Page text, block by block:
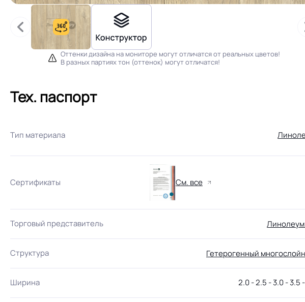
Оттенки дизайна на мониторе могут отличатся от реальных цветов!
В разных партиях тон (оттенок) могут отличатся!
Тех. паспорт
Тип материала
Сертификаты См. все
Торговый представитель
Структура Гетерогенный
Ширина 2.0 - 2.5 - 3.0 - 3.5